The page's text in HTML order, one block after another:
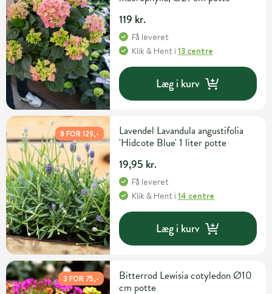
119 kr.
Få leveret
Klik & Hent i13 centre
Læg i kurv
8 FOR 129,-
Lavendel Lavandula angustifolia
'Hidcote Blue' 1 liter potte
19,95 kr.
Få leveret
Klik & Hent i14 centre
Læg i kurv
3 FOR 75,-
Bitterrod Lewisia cotyledon Ø10
cm potte